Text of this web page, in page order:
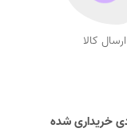
ارسال کالا
خریداری شده